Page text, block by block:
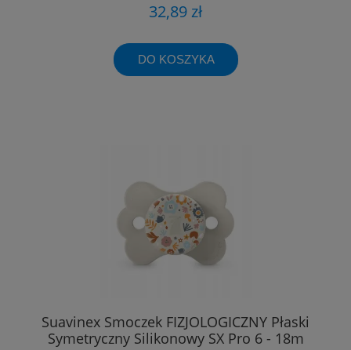
32,89 zł
DO KOSZYKA
Suavinex Smoczek FIZJOLOGICZNY Płaski
Symetryczny Silikonowy SX Pro 6 - 18m